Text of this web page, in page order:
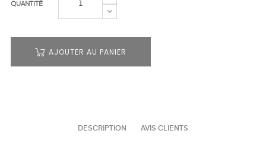
QUANTITÉ
AJOUTER AU PANIER
DESCRIPTION AVIS CLIENTS